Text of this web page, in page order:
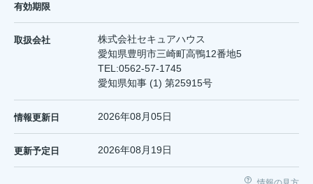
有効期限
取扱会社
株式会社セキュアハウス
愛知県豊明市三崎町高鴨12番地5
TEL:0562-57-1745
愛知県知事 (1) 第25915号
情報更新日 2026年08月05日
更新予定日 2026年08月19日